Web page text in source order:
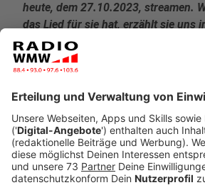
heute, dem 27.10.2023, streamen.
das Lied für sie hat, erzählt sie uns
geschenkten Minute!
Veröffentlicht:
Ein Herzensprojekt!
Anzeige